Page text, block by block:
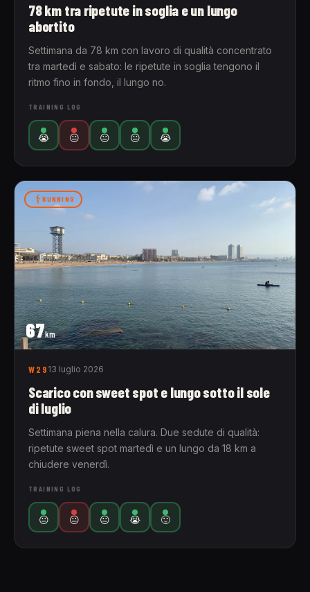
78 km tra ripetute in soglia e un lungo
abortito
Settimana da 78 km con lavoro di qualità concentrato
tra martedì e sabato: le ripetute in soglia tengono il
ritmo fino in fondo, il lungo no.
TRAINING LOG
😭 😐 😐 😐 😭
67km
RUNNING
W29 13 luglio 2026
Scarico con sweet spot e lungo sotto il sole
di luglio
Settimana piena nella calura. Due sedute di qualità:
ripetute sweet spot martedì e un lungo da 18 km a
chiudere venerdì.
TRAINING LOG
😐 😐 😐 😭 🙂